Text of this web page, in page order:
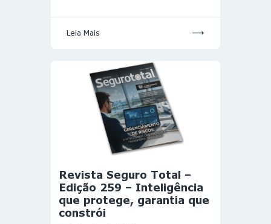
Leia Mais
Revista Seguro Total –
Edição 259 – Inteligência
que protege, garantia que
constrói